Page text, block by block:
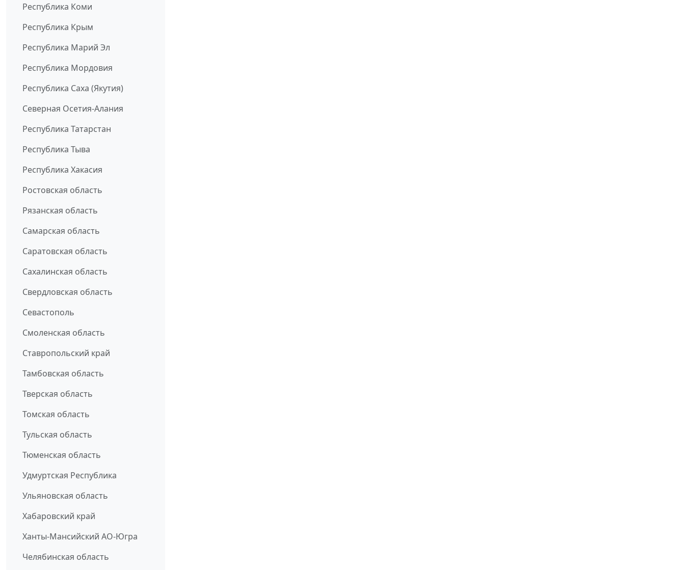
Республика Коми
Республика Крым
Республика Марий Эл
Республика Мордовия
Республика Саха (Якутия)
Северная Осетия-Алания
Республика Татарстан
Республика Тыва
Республика Хакасия
Ростовская область
Рязанская область
Самарская область
Саратовская область
Сахалинская область
Свердловская область
Севастополь
Смоленская область
Ставропольский край
Тамбовская область
Тверская область
Томская область
Тульская область
Тюменская область
Удмуртская Республика
Ульяновская область
Хабаровский край
Ханты-Мансийский АО-Югра
Челябинская область